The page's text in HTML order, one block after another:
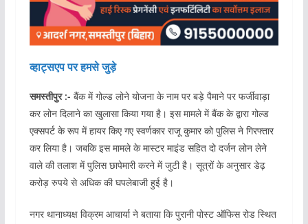
व्हाट्सएप पर हमसे जुड़े
समस्तीपुर :- बैंक में गोल्ड लोने योजना के नाम पर बड़े पैमाने पर फर्जीवाड़ा
कर लोन दिलाने का खुलासा किया गया है। इस मामले में बैंक के द्वारा गोल्ड
एक्सपर्ट के रूप में हायर किए गए स्वर्णकार राजू कुमार को पुलिस ने गिरफ्तार
कर लिया है। जबकि इस मामले के मास्टर माइंड सहित दो दर्जन लोन लेने
वाले की तलाश में पुलिस छापेमारी करने में जुटी है। सूत्रों के अनुसार डेढ़
करोड़ रुपये से अधिक की घपलेबाजी हुई है।
नगर थानाध्यक्ष विक्रम आचार्या ने बताया कि पुरानी पोस्ट ऑफिस रोड स्थित